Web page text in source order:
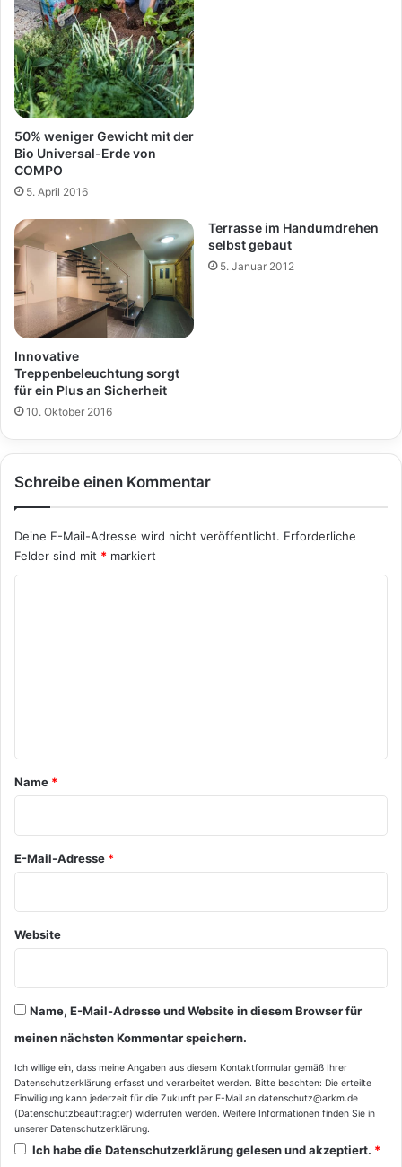
50% weniger Gewicht mit der
Bio Universal-Erde von
COMPO
5. April 2016
Innovative
Treppenbeleuchtung sorgt
für ein Plus an Sicherheit
10. Oktober 2016
Terrasse im Handumdrehen
selbst gebaut
5. Januar 2012
Schreibe einen Kommentar
Deine E-Mail-Adresse wird nicht veröffentlicht. Erforderliche
Felder sind mit * markiert
a
*
Name *
E-Mail-Adresse *
Website
Name, E-Mail-Adresse und Website in diesem Browser für
meinen nächsten Kommentar speichern.
Ich willige ein, dass meine Angaben aus diesem Kontaktformular gemäß Ihrer
Datenschutzerklärung erfasst und verarbeitet werden. Bitte beachten: Die erteilte
Einwilligung kann jederzeit für die Zukunft per E-Mail an datenschutz@arkm.de
(Datenschutzbeauftragter) widerrufen werden. Weitere Informationen finden Sie in
unserer Datenschutzerklärung.
Ich habe dieDatenschutzerklärunggelesen und akzeptiert. *